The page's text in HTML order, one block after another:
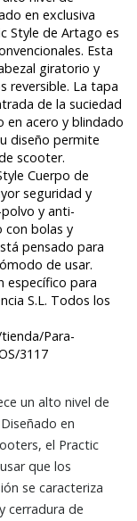
en exclusiva
Style de Artago es
Esta
giratorio y
reversible. La tapa
de la suciedad
en acero y blindado
diseño permite
scooter.
Cuerpo de
seguridad y
y anti-
con bolas y
pensado para
de usar.
específico para
S.L. Todos los
Para-
3117
un alto nivel de
en
el Practic
que los
se caracteriza
cerradura de